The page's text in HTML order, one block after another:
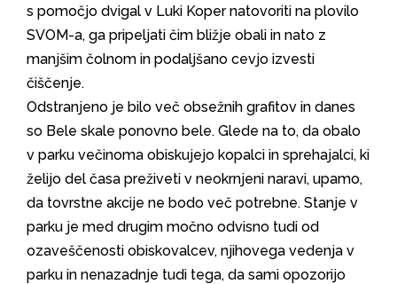
s pomočjo dvigal v Luki Koper natovoriti na plovilo
SVOM-a, ga pripeljati čim bližje obali in nato z
manjšim čolnom in podaljšano cevjo izvesti
čiščenje.
Odstranjeno je bilo več obsežnih grafitov in danes
so Bele skale ponovno bele. Glede na to, da obalo
v parku večinoma obiskujejo kopalci in sprehajalci, ki
želijo del časa preživeti v neokrnjeni naravi, upamo,
da tovrstne akcije ne bodo več potrebne. Stanje v
parku je med drugim močno odvisno tudi od
ozaveščenosti obiskovalcev, njihovega vedenja v
parku in nenazadnje tudi tega, da sami opozorijo